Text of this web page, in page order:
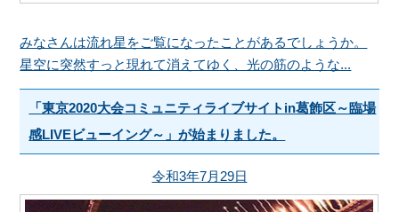
みなさんは流れ星をご覧になったことがあるでしょうか。
星空に突然すっと現れて消えてゆく、光の筋のような...
「東京2020大会コミュニティライブサイトin葛飾区～臨場
感LIVEビューイング～」が始まりました。
令和3年7月29日